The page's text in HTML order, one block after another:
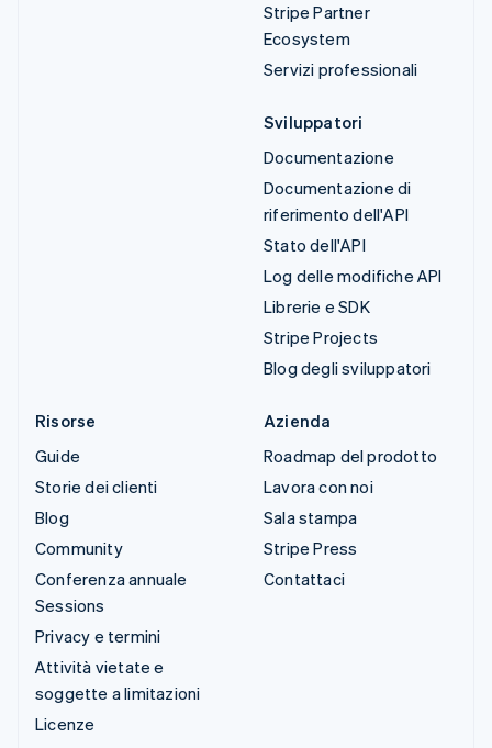
Stripe Partner
Ecosystem
Servizi professionali
Sviluppatori
Documentazione
Documentazione di
riferimento dell'API
Stato dell'API
Log delle modifiche API
Librerie e SDK
Stripe Projects
Blog degli sviluppatori
Risorse
Guide
Storie dei clienti
Blog
Community
Conferenza annuale
Sessions
Privacy e termini
Attività vietate e
soggette a limitazioni
Licenze
Azienda
Roadmap del prodotto
Lavora con noi
Sala stampa
Stripe Press
Contattaci